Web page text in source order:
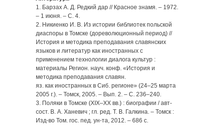
1. Барзах А. Д. Редкий дар // Красное знамя. – 1972.
– 1 июня. – С. 4.
2. Никиенко И. В. Из истории библиотек польской
диаспоры в Томске (дореволюционный период) //
История и методика преподавания славянских
языков и литератур как иностранных с
применением технологии диалога культур :
материалы Регион. науч. конф. «История и
методика преподавания славян.
яз. как иностранных в Сиб. регионе» (24–25 марта
2005 г.). – Томск, 2005. – Вып. 2. – С. 236–240.
3. Поляки в Томске (XIX–XX вв.) : биографии / авт-
сост. В. А. Ханевич ; гл. ред. Т. В. Галкина. – Томск :
Изд-во Том. гос. пед. ун-та, 2012. – 686 с.